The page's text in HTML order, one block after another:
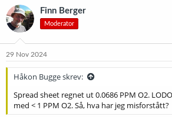
Finn Berger
Moderator
29 Nov 2024
Håkon Bugge skrev:
Spread sheet regnet ut 0.0686 PPM O2.
med < 1 PPM O2. Så, hva har jeg misforstått?